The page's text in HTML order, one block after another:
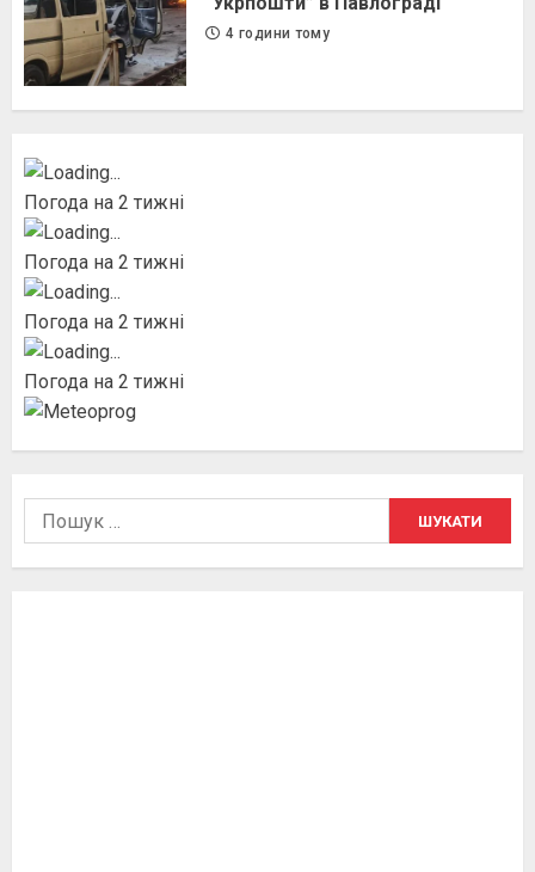
4 години тому
Погода на 2 тижні
Погода на 2 тижні
Погода на 2 тижні
Погода на 2 тижні
Пошук: